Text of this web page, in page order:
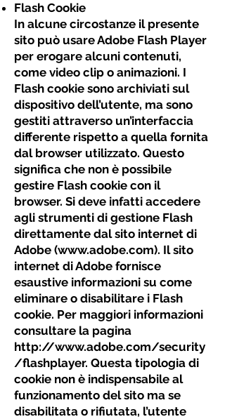
Flash Cookie
In alcune circostanze il presente
sito può usare Adobe Flash Player
per erogare alcuni contenuti,
come video clip o animazioni. I
Flash cookie sono archiviati sul
dispositivo dell’utente, ma sono
gestiti attraverso un’interfaccia
differente rispetto a quella fornita
dal browser utilizzato. Questo
significa che non è possibile
gestire Flash cookie con il
browser. Si deve infatti accedere
agli strumenti di gestione Flash
direttamente dal sito internet di
Adobe (www.adobe.com). Il sito
internet di Adobe fornisce
esaustive informazioni su come
eliminare o disabilitare i Flash
cookie. Per maggiori informazioni
consultare la pagina
http://www.adobe.com/security
/flashplayer. Questa tipologia di
cookie non è indispensabile al
funzionamento del sito ma se
disabilitata o rifiutata, l’utente